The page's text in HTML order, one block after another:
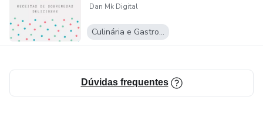
Dan Mk Digital
Culinária e Gastronomia
Dúvidas frequentes